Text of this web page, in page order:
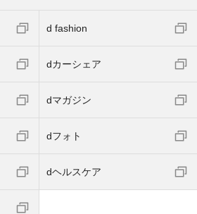
d fashion
dカーシェア
dマガジン
dフォト
dヘルスケア